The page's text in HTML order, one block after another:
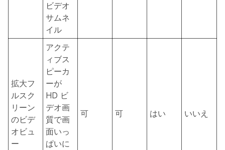
ビデオ
サムネ
イル
拡大フ
ルスク
リーン
のビデ
オビュ
ー
アクテ
ィブス
ピーカ
ーが
HD ビ
デオ画
質で画
面いっ
ぱいに
可 可 はい いいえ